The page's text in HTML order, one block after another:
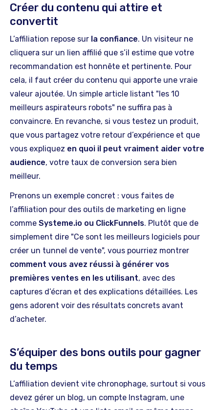
Créer du contenu qui attire et
convertit
L’affiliation repose sur la confiance. Un visiteur ne
cliquera sur un lien affilié que s’il estime que votre
recommandation est honnête et pertinente. Pour
cela, il faut créer du contenu qui apporte une vraie
valeur ajoutée. Un simple article listant "les 10
meilleurs aspirateurs robots" ne suffira pas à
convaincre. En revanche, si vous testez un produit,
que vous partagez votre retour d’expérience et que
vous expliquez en quoi il peut vraiment aider votre
audience, votre taux de conversion sera bien
meilleur.
Prenons un exemple concret : vous faites de
l’affiliation pour des outils de marketing en ligne
comme Systeme.io ou ClickFunnels. Plutôt que de
simplement dire "Ce sont les meilleurs logiciels pour
créer un tunnel de vente", vous pourriez montrer
comment vous avez réussi à générer vos
premières ventes en les utilisant, avec des
captures d’écran et des explications détaillées. Les
gens adorent voir des résultats concrets avant
d’acheter.
S’équiper des bons outils pour gagner
du temps
L’affiliation devient vite chronophage, surtout si vous
devez gérer un blog, un compte Instagram, une